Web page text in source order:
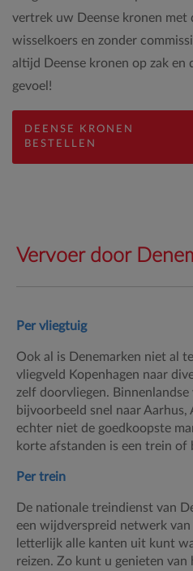
vertrek uw Deense kronen met
wisselkoers en zonder
altijd Deense kronen op zak en
gevoel!
DEENSE KRONEN
BESTELLEN
Vervoer door
Per vliegtuig
Ook al is Denemarken niet al
vliegveld Kopenhagen naar
zelf doorvliegen.
bijvoorbeeld snel naar
echter niet de goedkoopste
korte afstanden is een trein of
Per trein
De nationale treindienst van
een wijdverspreid netwerk
letterlijk alle kanten uit kunt
reizen. Zo kunt u genieten van